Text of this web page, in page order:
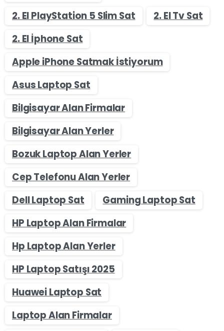
2. El PlayStation 5 Slim Sat
2. El Tv Sat
2. El İphone Sat
Apple iPhone Satmak İstiyorum
Asus Laptop Sat
Bilgisayar Alan Firmalar
Bilgisayar Alan Yerler
Bozuk Laptop Alan Yerler
Cep Telefonu Alan Yerler
Dell Laptop Sat
Gaming Laptop Sat
HP Laptop Alan Firmalar
Hp Laptop Alan Yerler
HP Laptop Satışı 2025
Huawei Laptop Sat
Laptop Alan Firmalar